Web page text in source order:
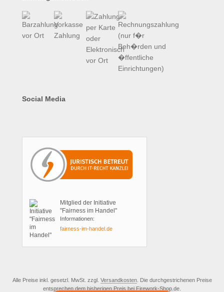
Social Media
Mitglied der Initiative
"Fairness im Handel"
Informationen:
fairness-im-handel.de
Alle Preise inkl. gesetzl. MwSt. zzgl. Versandkosten. Die durchgestrichenen Preise
entsprechen dem bisherigen Preis bei Firework-Shop.de.